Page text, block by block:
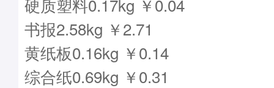
硬质塑料0.17kg ￥0.04
书报2.58kg ￥2.71
黄纸板0.16kg ￥0.14
综合纸0.69kg ￥0.31